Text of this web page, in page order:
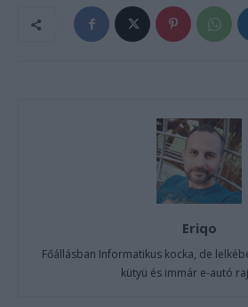
Eriqo
Főállásban Informatikus kocka, de
kütyü és immár e-autó